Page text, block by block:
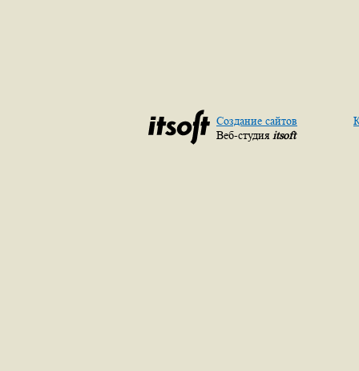
Создание сайтов
Веб-студия itsoft